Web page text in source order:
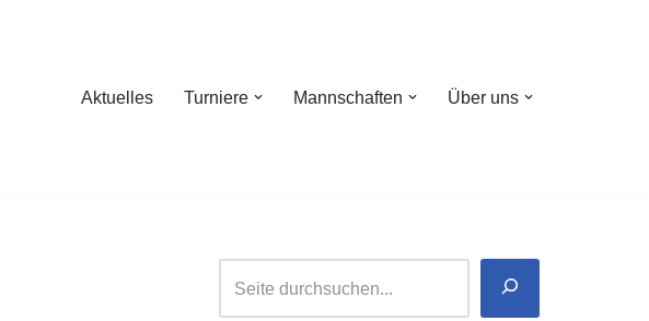
Aktuelles Turniere Mannschaften Über uns